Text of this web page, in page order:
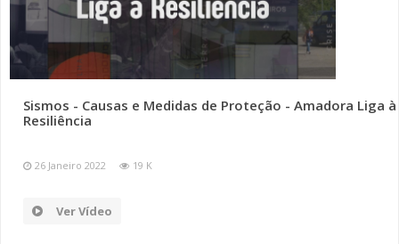
Sismos - Causas e Medidas de Proteção - Amadora Liga à
Resiliência
26 Janeiro 2022 19 K
Ver Vídeo